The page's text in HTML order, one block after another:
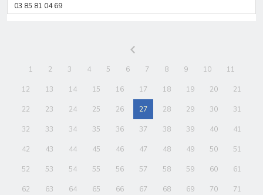
03 85 81 04 69
1 2 3 4 5 6 7 8 9 10 11
12 13 14 15 16 17 18 19 20 21
22 23 24 25 26 27 28 29 30 31
32 33 34 35 36 37 38 39 40 41
42 43 44 45 46 47 48 49 50 51
52 53 54 55 56 57 58 59 60 61
62 63 64 65 66 67 68 69 70 71